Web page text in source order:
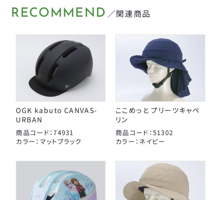
ケミカル
パンク修理用品
ポンプ
ベル
ライト・反射板
カギ
日本反射器工業
箕浦
その他
RECOMMEND ／関連商品
OGK kabuto CANVAS-
URBAN
商品コード：74931
カラー：マットブラック
ここめっと プリーツキャペ
リン
商品コード：51302
カラー：ネイビー